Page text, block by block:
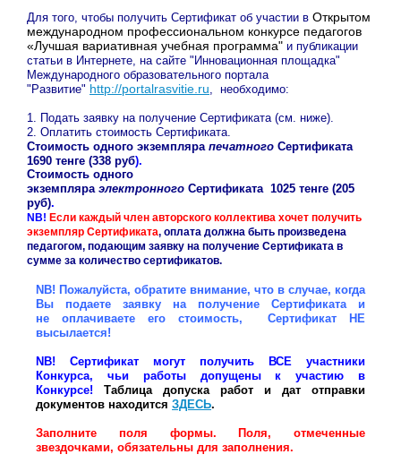
Для того, чтобы получить Сертификат об участии в Открытом
международном профессиональном конкурсе педагогов
«Лучшая вариативная учебная программа" и публикации
статьи в Интернете, на сайте "Инновационная площадка"
Международного образовательного портала
"Развитие" http://portalrasvitie.ru , необходимо:
1. Подать заявку на получение Сертификата (см. ниже).
2. Оплатить стоимость Сертификата.
Стоимость одного экземпляра печатного Сертификата
1690 тенге (338 руб).
Стоимость одного
экземпляра электронного Сертификата 1025 тенге (205
руб).
NB! Если каждый член авторского коллектива хочет получить
экземпляр Сертификата, оплата должна быть произведена
педагогом, подающим заявку на получение Сертификата в
сумме за количество сертификатов.
NB! Пожалуйста, обратите внимание, что в случае, когда
Вы подаете заявку на получение Сертификата и
не оплачиваете его стоимость, Сертификат НЕ
высылается!
NB! Сертификат могут получить ВСЕ участники
Конкурса, чьи работы допущены к участию в
Конкурсе! Таблица допуска работ и дат отправки
документов находится ЗДЕСЬ.
Заполните поля формы. Поля, отмеченные
звездочками, обязательны для заполнения.